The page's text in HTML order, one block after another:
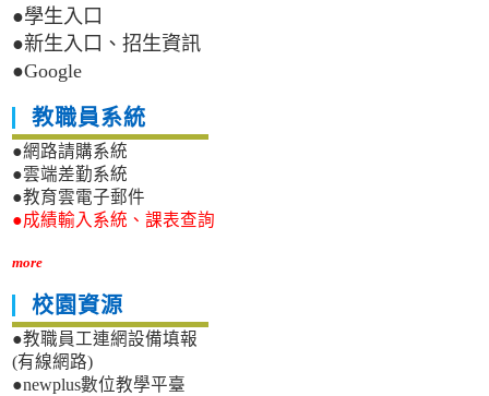
●學生入口
●新生入口、招生資訊
●Google
教職員系統
●網路請購系統
●雲端差勤系統
●教育雲電子郵件
●成績輸入系統、課表查詢
more
校園資源
●教職員工連網設備填報
(有線網路)
●newplus數位教學平臺